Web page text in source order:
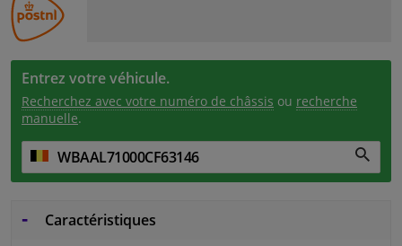
Entrez votre véhicule.
Recherchez avec votre numéro de châssis ou recherche
manuelle.
Caractéristiques